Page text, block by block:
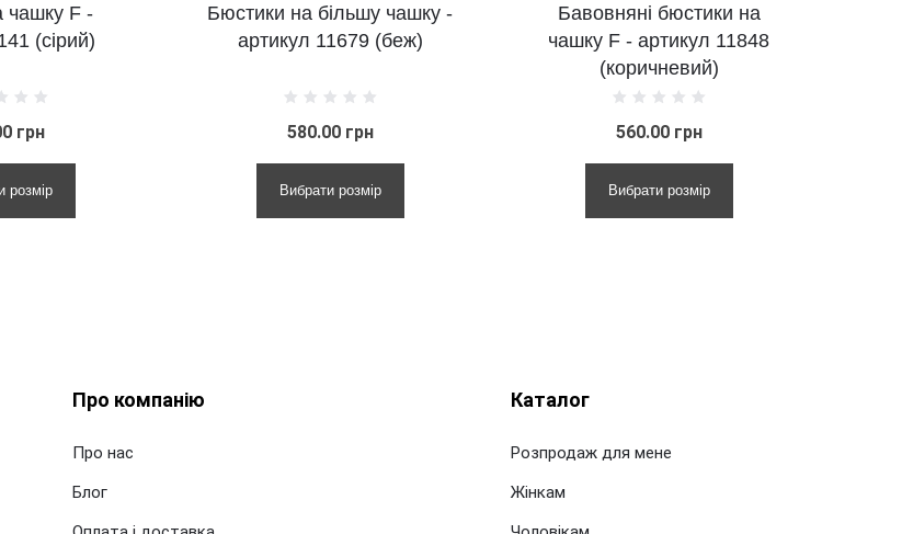
Бюстики на більшу чашку -
артикул 11679 (беж)
Бавовняні бюстики на
чашку F - артикул 11848
Бавовняні бюстики на
чашку F - артикул
Про компанію
Про нас
Блог
Каталог
Розпродаж для мене
Жінкам